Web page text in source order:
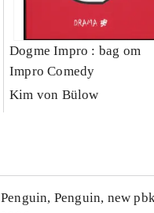
Dogme Impro : bag om
Impro Comedy
Kim von Bülow
Penguin, Penguin, new